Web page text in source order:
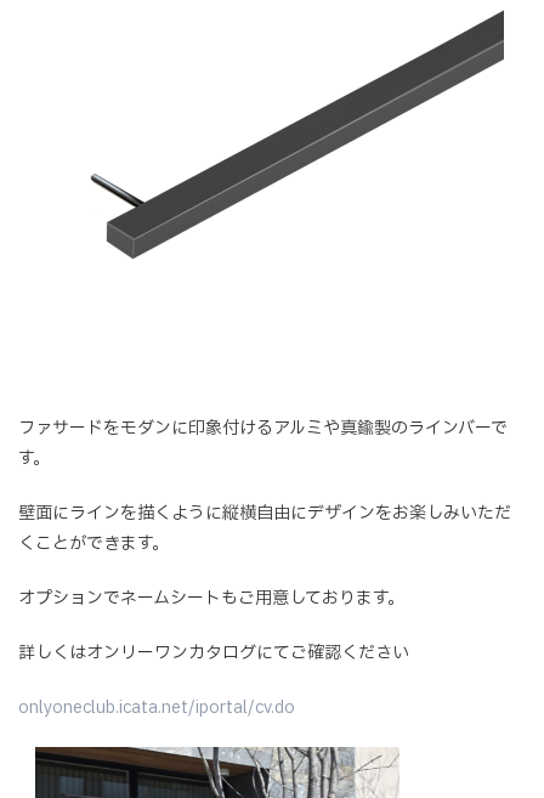
ファサードをモダンに印象付けるアルミや真鍮製のラインバーで
す。
壁面にラインを描くように縦横自由にデザインをお楽しみいただ
くことができます。
オプションでネームシートもご用意しております。
詳しくはオンリーワンカタログにてご確認ください
onlyoneclub.icata.net/iportal/cv.do